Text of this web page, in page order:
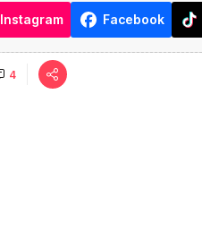
Instagram Facebook
4